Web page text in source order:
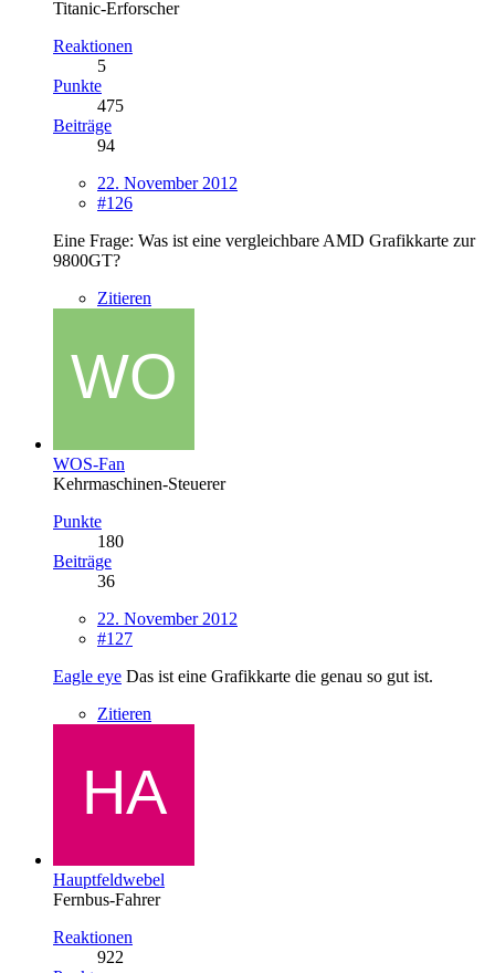
Titanic-Erforscher
Reaktionen
5
Punkte
475
Beiträge
94
22. November 2012
#126
Eine Frage: Was ist eine vergleichbare AMD Grafikkarte zur
9800GT?
Zitieren
WOS-Fan
Kehrmaschinen-Steuerer
Punkte
180
Beiträge
36
22. November 2012
#127
Eagle eye Das ist eine Grafikkarte die genau so gut ist.
Zitieren
Hauptfeldwebel
Fernbus-Fahrer
Reaktionen
922